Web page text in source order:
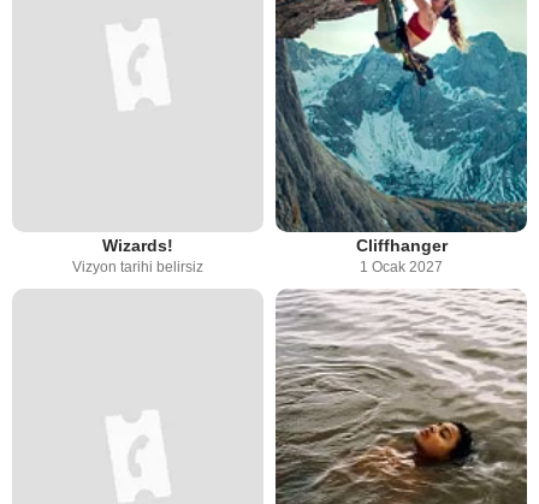
Wizards!
Vizyon tarihi belirsiz
Cliffhanger
1 Ocak 2027